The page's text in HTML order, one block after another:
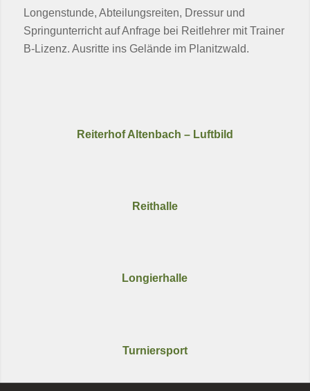
Longenstunde, Abteilungsreiten, Dressur und
Springunterricht auf Anfrage bei Reitlehrer mit Trainer
B-Lizenz. Ausritte ins Gelände im Planitzwald.
Reiterhof Altenbach – Luftbild
Reithalle
Longierhalle
Turniersport